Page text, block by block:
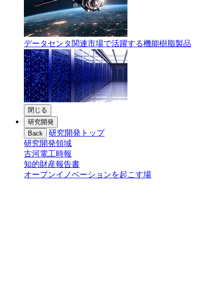
データセンタ関連市場で活躍する機能樹脂製品
閉じる
研究開発
Back
研究開発トップ
研究開発領域
古河電工時報
知的財産報告書
オープンイノベーションを起こす場